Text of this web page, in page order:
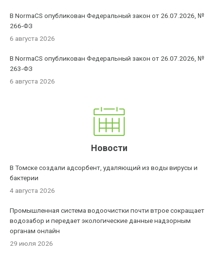
В NormaCS опубликован Федеральный закон от 26.07.2026, №
266-ФЗ
6 августа 2026
В NormaCS опубликован Федеральный закон от 26.07.2026, №
263-ФЗ
6 августа 2026
Новости
В Томске создали адсорбент, удаляющий из воды вирусы и
бактерии
4 августа 2026
Промышленная система водоочистки почти втрое сокращает
водозабор и передает экологические данные надзорным
органам онлайн
29 июля 2026